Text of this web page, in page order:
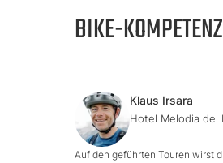
BIKE-KOMPETENZ
Klaus Irsara
Hotel Melodia del
Auf den geführten Touren wirst